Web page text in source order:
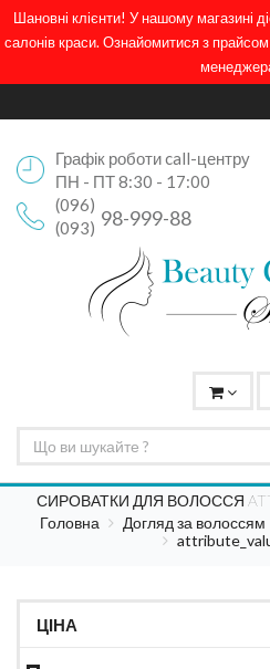
Шановні клієнти! У нашому магазині
салонів краси. Ознайомитися з
Графік роботи call-центру
ПН - ПТ 8:30 - 17:00
(096)
98-999-88
(093)
СИРОВАТКИ ДЛЯ ВОЛОССЯ
Головна
Догляд за волоссям
ЦІНА